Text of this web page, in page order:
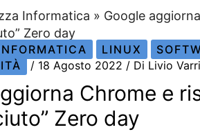
Informatica » Google
Zero day
LINUX
/ 18 Agosto 2022 / Di Livio
Chrome e
Zero day